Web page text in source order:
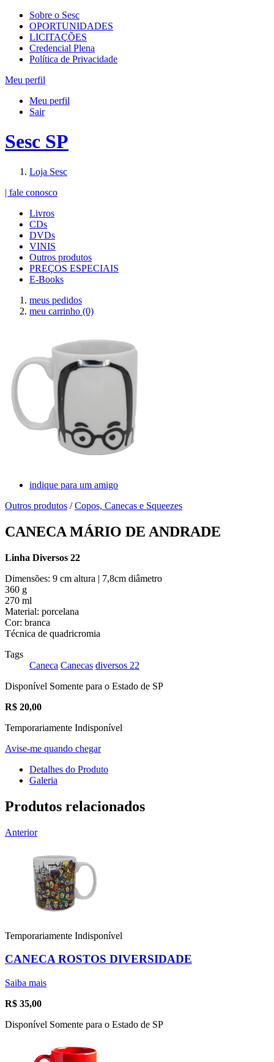
Sobre o Sesc
OPORTUNIDADES
LICITAÇÕES
Credencial Plena
Política de Privacidade
Meu perfil
Meu perfil
Sair
Sesc SP
Loja Sesc
| fale conosco
Livros
CDs
DVDs
VINIS
Outros produtos
PREÇOS ESPECIAIS
E-Books
meus pedidos
meu carrinho (0)
indique para um amigo
Outros produtos /Copos, Canecas e Squeezes
CANECA MÁRIO DE ANDRADE
Linha Diversos 22
Dimensões: 9 cm altura | 7,8cm diâmetro
360 g
270 ml
Material: porcelana
Cor: branca
Técnica de quadricromia
Tags
Caneca Canecas diversos 22
Disponível Somente para o Estado de SP
R$ 20,00
Temporariamente Indisponível
Avise-me quando chegar
Detalhes do Produto
Galeria
Produtos relacionados
Anterior
Temporariamente Indisponível
CANECA ROSTOS DIVERSIDADE
Saiba mais
R$ 35,00
Disponível Somente para o Estado de SP